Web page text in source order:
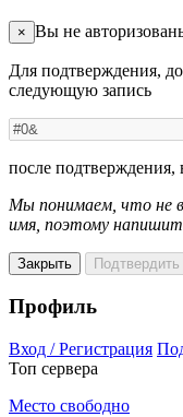
× Вы не
Для подтверждения,
следующую запись
после подтверждения,
Мы понимаем, что не
имя, поэтому
Закрыть Подтвердить
Профиль
Вход / Регистрация
Топ сервера
Место свободно